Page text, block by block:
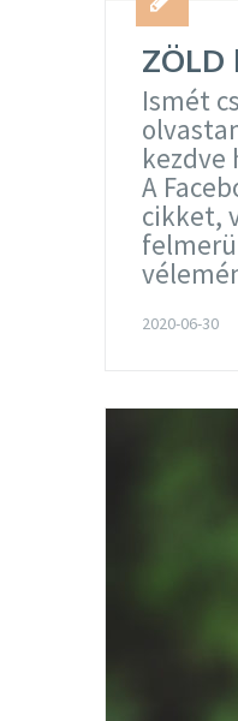
ZÖLD
Ismét
kezdve
A
cikket,
2020-06-30